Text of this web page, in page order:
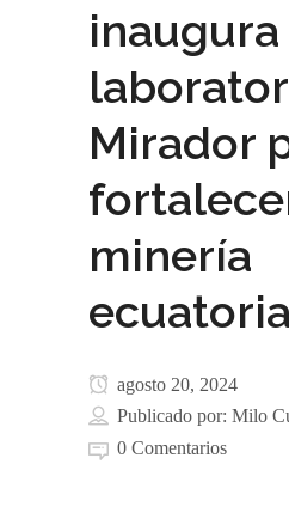
inaugura
Mirador
minería
agosto 20, 2024
Publicado por: Milo
0 Comentarios